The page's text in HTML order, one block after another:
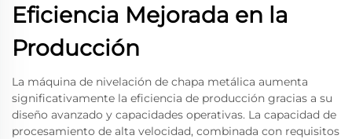
Eficiencia Mejorada en la
Producción
La máquina de nivelación de chapa metálica aumenta
significativamente la eficiencia de producción gracias a su
diseño avanzado y capacidades operativas. La capacidad de
procesamiento de alta velocidad, combinada con requisitos